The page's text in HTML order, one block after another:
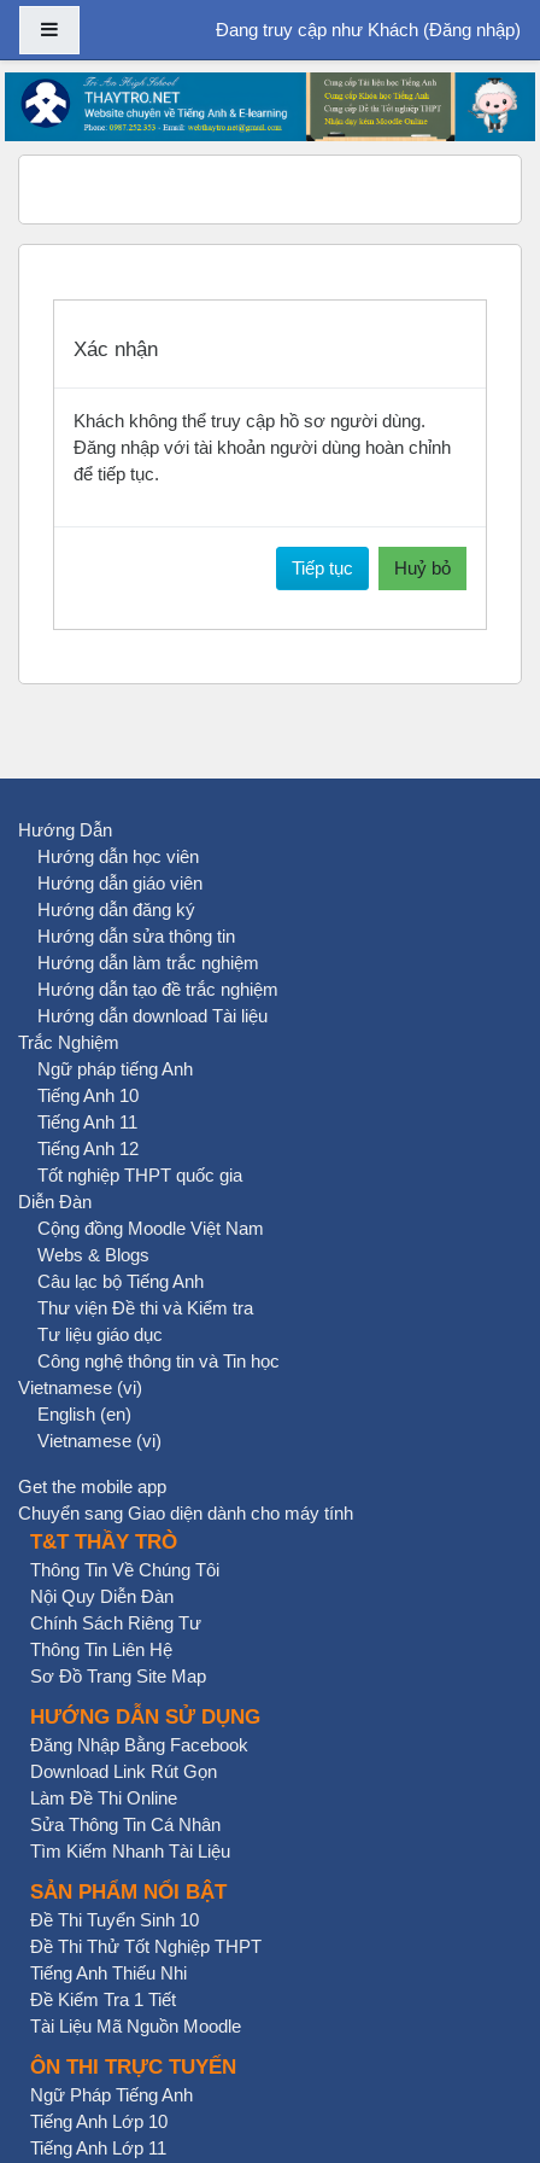
Chuyển tới nội dung chính
Bảng điều khiển cạnhĐang truy cập như Khách (Đăng nhập)
Xác nhận
Khách không thể truy cập hồ sơ người dùng.
Đăng nhập với tài khoản người dùng hoàn chỉnh
để tiếp tục.
Tiếp tục Huỷ bỏ
Hướng Dẫn
Hướng dẫn học viên
Hướng dẫn giáo viên
Hướng dẫn đăng ký
Hướng dẫn sửa thông tin
Hướng dẫn làm trắc nghiệm
Hướng dẫn tạo đề trắc nghiệm
Hướng dẫn download Tài liệu
Trắc Nghiệm
Ngữ pháp tiếng Anh
Tiếng Anh 10
Tiếng Anh 11
Tiếng Anh 12
Tốt nghiệp THPT quốc gia
Diễn Đàn
Cộng đồng Moodle Việt Nam
Webs & Blogs
Câu lạc bộ Tiếng Anh
Thư viện Đề thi và Kiểm tra
Tư liệu giáo dục
Công nghệ thông tin và Tin học
Vietnamese ‎(vi)‎
English ‎(en)‎
Vietnamese ‎(vi)‎
Get the mobile app
Chuyển sang Giao diện dành cho máy tính
T&T THẦY TRÒ
Thông Tin Về Chúng Tôi
Nội Quy Diễn Đàn
Chính Sách Riêng Tư
Thông Tin Liên Hệ
Sơ Đồ Trang Site Map
HƯỚNG DẪN SỬ DỤNG
Đăng Nhập Bằng Facebook
Download Link Rút Gọn
Làm Đề Thi Online
Sửa Thông Tin Cá Nhân
Tìm Kiếm Nhanh Tài Liệu
SẢN PHẨM NỔI BẬT
Đề Thi Tuyển Sinh 10
Đề Thi Thử Tốt Nghiệp THPT
Tiếng Anh Thiếu Nhi
Đề Kiểm Tra 1 Tiết
Tài Liệu Mã Nguồn Moodle
ÔN THI TRỰC TUYẾN
Ngữ Pháp Tiếng Anh
Tiếng Anh Lớp 10
Tiếng Anh Lớp 11